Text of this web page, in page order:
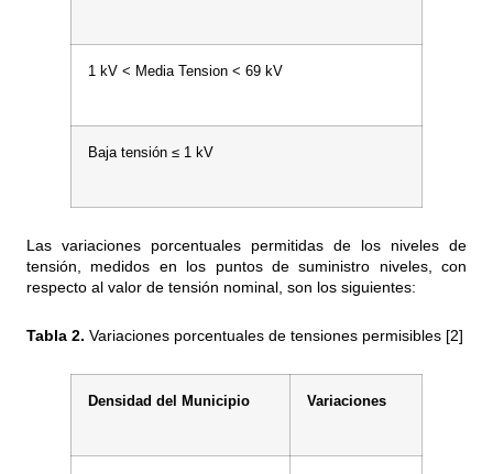
1 kV < Media Tension < 69 kV
Baja tensión ≤ 1 kV
Las variaciones porcentuales permitidas de los niveles de
tensión, medidos en los puntos de suministro niveles, con
respecto al valor de tensión nominal, son los siguientes:
Tabla 2. Variaciones porcentuales de tensiones permisibles [2]
Densidad del Municipio Variaciones